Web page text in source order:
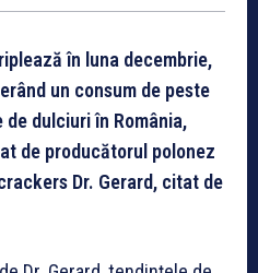
în luna decembrie,
un consum de peste
dulciuri în România,
de producătorul polonez
Dr. Gerard, citat de